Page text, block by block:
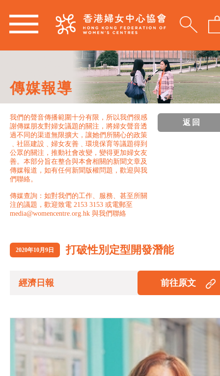
傳媒報導
我們的聲音傳播範圍十分有限，所以我們很感
謝傳媒朋友對婦女議題的關注，將婦女聲音透
過不同的渠道無限擴大，讓她們所關心的政策
﹑社區建設﹑婦女友善﹑環境保育等議題得到
公眾的關注，推動社會改變，變得更加婦女友
善。本部分旨在整合與本會相關的新聞文章及
傳媒報道，如有任何新聞版權問題，歡迎與我
們聯絡。
傳媒查詢：如對我們的工作、服務、甚至所關
注的議題，歡迎致電 2153 3153 或電郵至
media@womencentre.org.hk 與我們聯絡
返回
2020年10月9日 打破性別定型開發潛能
經濟日報 前往原文